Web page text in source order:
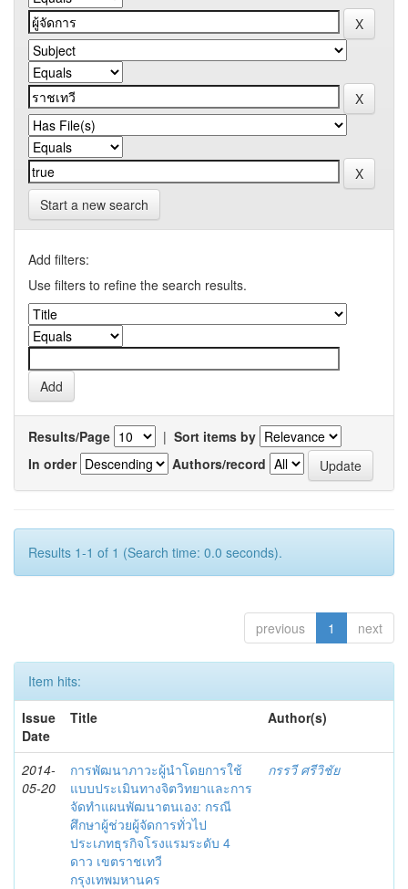
Start a new search
Add filters:
Use filters to refine the search results.
Results/Page | Sort items by
In order
Authors/record
Results 1-1 of 1 (Search time: 0.0 seconds).
previous 1 next
Item hits:
Issue
Date
Title Author(s)
2014-
05-20
การพัฒนาภาวะผู้นำโดยการใช้
แบบประเมินทางจิตวิทยาและการ
จัดทำแผนพัฒนาตนเอง: กรณี
ศึกษาผู้ช่วยผู้จัดการทั่วไป
ประเภทธุรกิจโรงแรมระดับ 4
ดาว เขตราชเทวี
กรุงเทพมหานคร
กรรวี ศรีวิชัย